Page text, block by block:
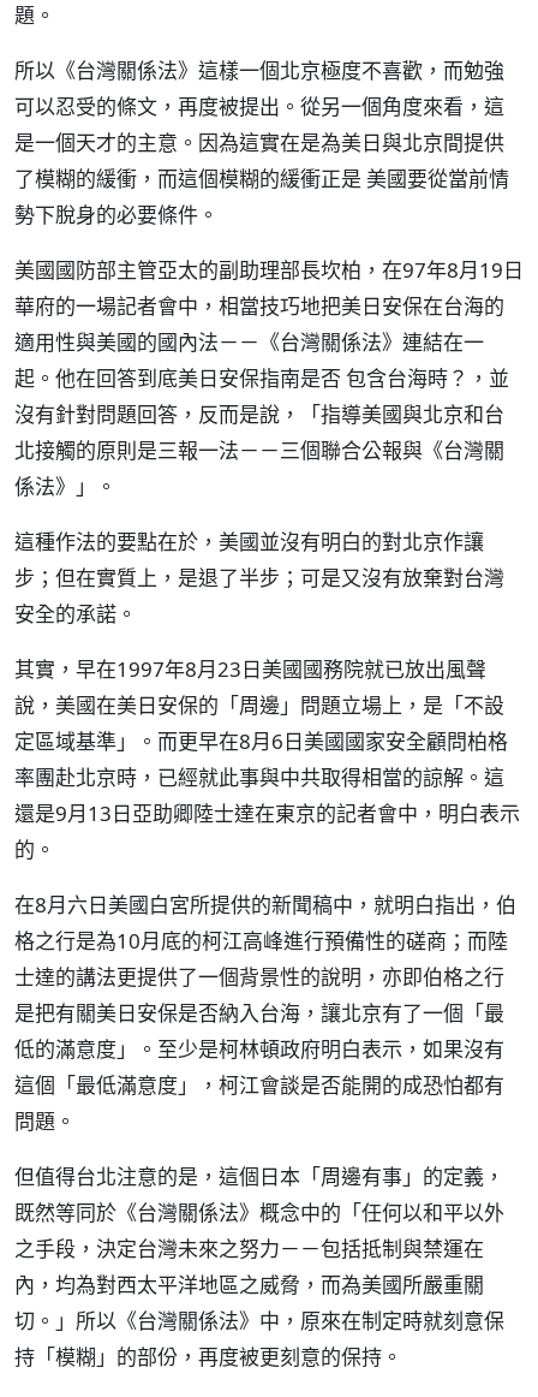
題。
所以《台灣關係法》這樣一個北京極度不喜歡，而勉強
可以忍受的條文，再度被提出。從另一個角度來看，這
是一個天才的主意。因為這實在是為美日與北京間提供
了模糊的緩衝，而這個模糊的緩衝正是 美國要從當前情
勢下脫身的必要條件。
美國國防部主管亞太的副助理部長坎柏，在97年8月19日
華府的一場記者會中，相當技巧地把美日安保在台海的
適用性與美國的國內法－－《台灣關係法》連結在一
起。他在回答到底美日安保指南是否 包含台海時？，並
沒有針對問題回答，反而是說，「指導美國與北京和台
北接觸的原則是三報一法－－三個聯合公報與《台灣關
係法》」。
這種作法的要點在於，美國並沒有明白的對北京作讓
步；但在實質上，是退了半步；可是又沒有放棄對台灣
安全的承諾。
其實，早在1997年8月23日美國國務院就已放出風聲
說，美國在美日安保的「周邊」問題立場上，是「不設
定區域基準」。而更早在8月6日美國國家安全顧問柏格
率團赴北京時，已經就此事與中共取得相當的諒解。這
還是9月13日亞助卿陸士達在東京的記者會中，明白表示
的。
在8月六日美國白宮所提供的新聞稿中，就明白指出，伯
格之行是為10月底的柯江高峰進行預備性的磋商；而陸
士達的講法更提供了一個背景性的說明，亦即伯格之行
是把有關美日安保是否納入台海，讓北京有了一個「最
低的滿意度」。至少是柯林頓政府明白表示，如果沒有
這個「最低滿意度」，柯江會談是否能開的成恐怕都有
問題。
但值得台北注意的是，這個日本「周邊有事」的定義，
既然等同於《台灣關係法》概念中的「任何以和平以外
之手段，決定台灣未來之努力－－包括抵制與禁運在
內，均為對西太平洋地區之威脅，而為美國所嚴重關
切。」所以《台灣關係法》中，原來在制定時就刻意保
持「模糊」的部份，再度被更刻意的保持。